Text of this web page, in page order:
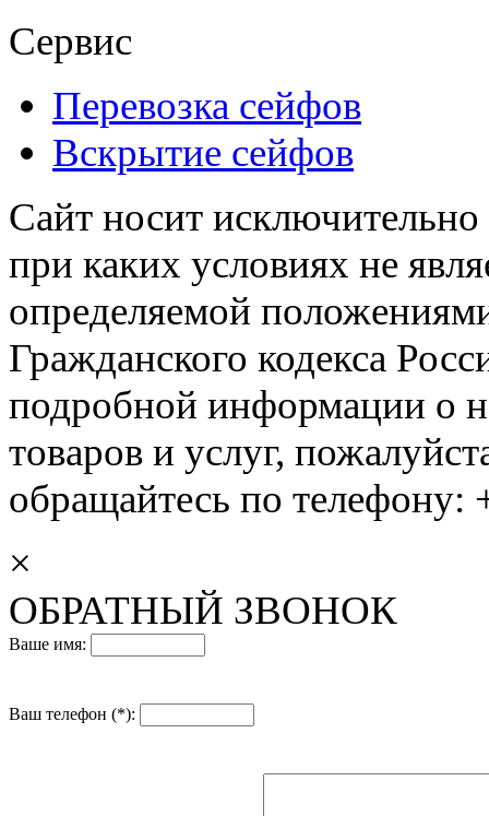
Сервис
Перевозка сейфов
Вскрытие сейфов
Сайт носит
при каких условиях не
определяемой
Гражданского кодекса
подробной информации о
товаров и услуг,
обращайтесь по
×
ОБРАТНЫЙ ЗВОНОК
Ваше имя:
Ваш телефон (*):